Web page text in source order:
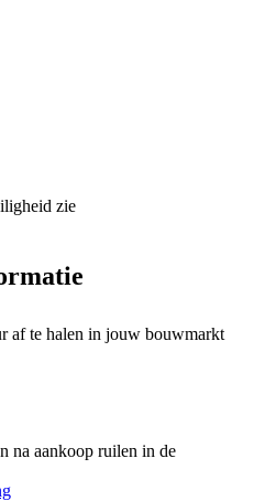
zie
af te halen in jouw bouwmarkt
na aankoop ruilen in de